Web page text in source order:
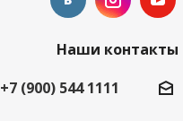
Наши контакты
+7 (900) 544 1111